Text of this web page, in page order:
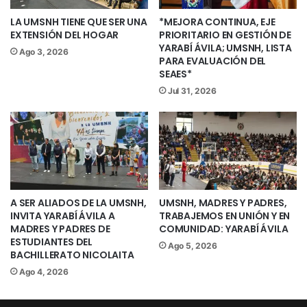
varonil y femenil lograran medallas en la
Universiada 2024, los hombres la
medalla de Oro, las mujeres medalla de
Olímpica, una de las grandes novedades
en el tema deportivo de la presente
administración, Farías Echenique
destacó el avance que se tiene. «En la
parte de la alberca ya tenemos todo un
proyecto para trabajar, y haciendo a la
Universidad Michoacana ya un referente
en el ámbito deportivo, realmente
podemos decir que ha cambiado
LA UMSNH TIENE QUE SER UNA
EXTENSIÓN DEL HOGAR
Ago 3, 2026
*MEJORA CONTINUA, EJE
PRIORITARIO EN GESTIÓN DE
YARABÍ ÁVILA; UMSNH, LISTA
PARA EVALUACIÓN DEL
SEAES*
Jul 31, 2026
A SER ALIADOS DE LA UMSNH,
INVITA YARABÍ ÁVILA A
MADRES Y PADRES DE
ESTUDIANTES DEL
BACHILLERATO NICOLAITA
Ago 4, 2026
UMSNH, MADRES Y PADRES,
TRABAJEMOS EN UNIÓN Y EN
COMUNIDAD: YARABÍ ÁVILA
Ago 5, 2026